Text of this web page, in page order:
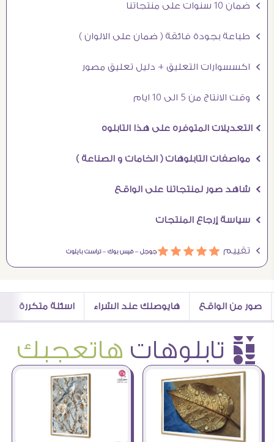
Ö ضمان 10 سنوات على منتجاتنا
Ö طباعة بجودة فائقة ( ضمان على الالوان )
Ö اكسسوارات التعليق + دليل تعليق مصور
Ö وقت الانتاج من 5 الى 10 ايام
Ö التعديلات المتوفره على هذا التابلوه
Ö مواصفات التابلوهات ( الخامات و الصناعة )
Ö شاهد صور لمنتجاتنا على الواقع
Ö سياسة إرجاع المنتجات
Ö تقييم áááááجوجل –فيس بوك –تراست بايلوت
صور من الواقع هايوصلك عند الشراء اسئلة متكررة
è تابلوهات هاتعجبك